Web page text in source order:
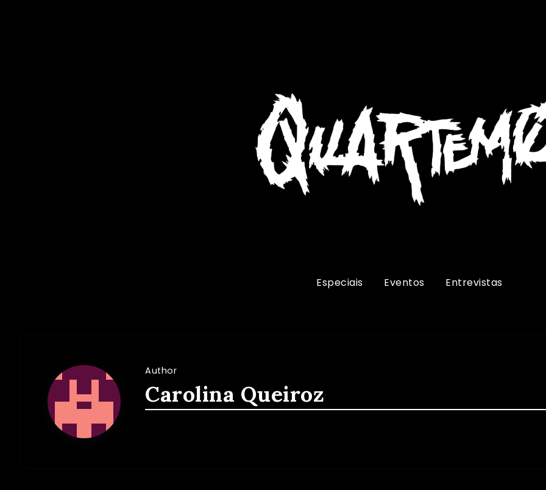
Especiais Eventos Entrevistas
Author
Carolina Queiroz